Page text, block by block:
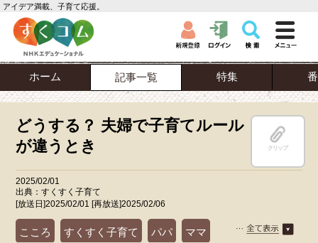
アイデア満載、子育て応援。
ホーム 記事一覧 特集
どうする？ 夫婦で子育てルール
が違うとき
クリップ
2025/02/01
出典：すくすく子育て
[放送日]2025/02/01 [再放送]2025/02/06
こころ すくすく子育て パパ ママ